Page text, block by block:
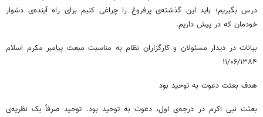
درس بگیریم؛ باید این گذشته‌ی پرفروغ را چراغی کنیم برای راه آینده‌ی دشوار
خودمان که در پیش داریم.
بیانات در دیدار مسئولان و کارگزاران نظام به مناسبت مبعث پیامبر مکرم اسلام
۱۱/۰۶/۱۳۸۴
هدف بعثت دعوت به توحید بود
بعثت نبی اکرم در درجه‌ی اول، دعوت به توحید بود. توحید صرفاً یک نظریه‌ی